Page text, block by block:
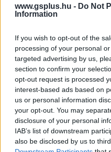
www.gsplus.hu - Do Not
Information
If you wish to opt-out of the
processing of your personal
targeted advertising by us,
section to confirm your
opt-out request is processed
interest-based ads based on
us or personal information
your opt-out. You may
disclosure of your personal
IAB’s list of downstream
also be disclosed by us to
Hétpecsétes